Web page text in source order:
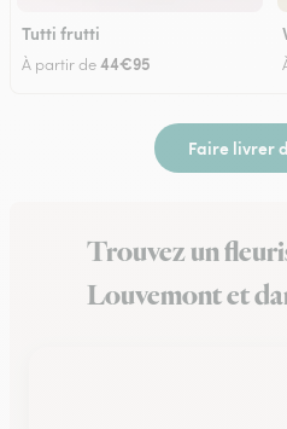
Tutti frutti
À partir de44€95
Faire livrer
Trouvez un
Louvemont et